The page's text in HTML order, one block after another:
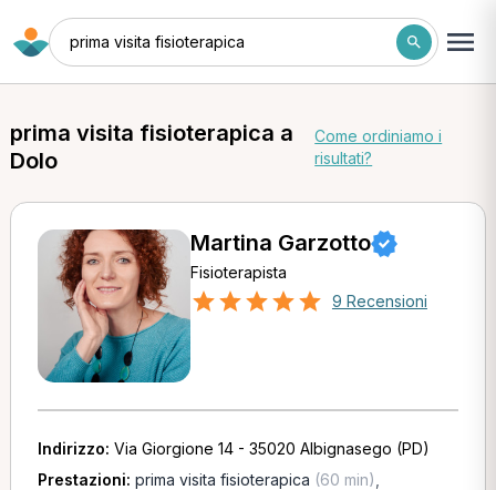
prima visita fisioterapica
prima visita fisioterapica a
Dolo
Come ordiniamo i
risultati?
Martina Garzotto
Fisioterapista
9 Recensioni
Indirizzo: Via Giorgione 14 - 35020 Albignasego (PD)
Prestazioni: prima visita fisioterapica (60 min)